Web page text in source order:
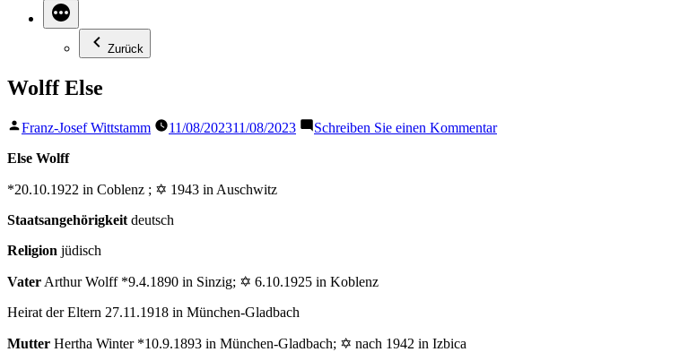
Zurück
Wolff Else
Veröffentlicht
Franz-Josef Wittstamm 11/08/202311/08/2023 Schreiben Sie einen Kommentarzu
Else Wolff
*20.10.1922 in Coblenz ; ✡ 1943 in Auschwitz
Staatsangehörigkeit deutsch
Religion jüdisch
Vater Arthur Wolff *9.4.1890 in Sinzig; ✡ 6.10.1925 in Koblenz
Heirat der Eltern 27.11.1918 in München-Gladbach
Mutter Hertha Winter *10.9.1893 in München-Gladbach; ✡ nach 1942 in Izbica